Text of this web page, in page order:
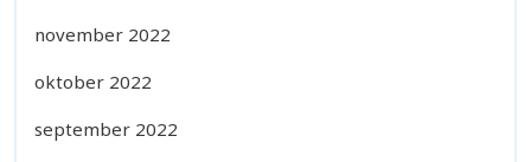
november 2022
oktober 2022
september 2022